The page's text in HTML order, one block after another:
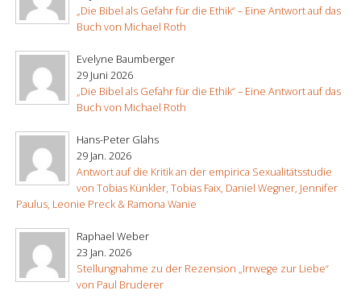
„Die Bibel als Gefahr für die Ethik“ – Eine Antwort auf das
Buch von Michael Roth
Evelyne Baumberger
29 Juni 2026
„Die Bibel als Gefahr für die Ethik“ – Eine Antwort auf das
Buch von Michael Roth
Hans-Peter Glahs
29 Jan. 2026
Antwort auf die Kritik an der empirica Sexualitätsstudie
von Tobias Künkler, Tobias Faix, Daniel Wegner, Jennifer
Paulus, Leonie Preck & Ramona Wanie
Raphael Weber
23 Jan. 2026
Stellungnahme zu der Rezension „Irrwege zur Liebe“
von Paul Bruderer